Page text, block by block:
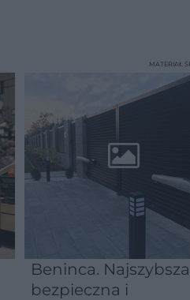
Beninca.
bezpieczna i
MATERIAŁ